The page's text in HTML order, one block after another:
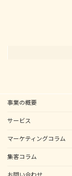
事業の概要
サービス
マーケティングコラム
集客コラム